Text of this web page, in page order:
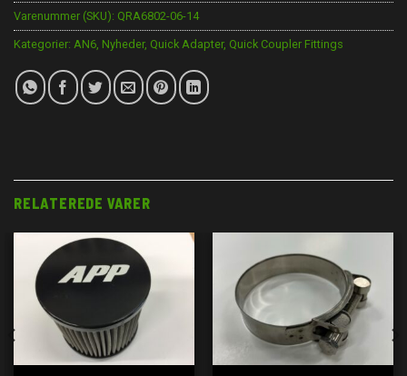
Varenummer (SKU): QRA6802-06-14
Kategorier: AN6, Nyheder, Quick Adapter, Quick Coupler Fittings
RELATEREDE VARER